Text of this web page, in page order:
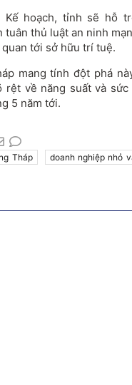
Kế hoạch, tỉnh sẽ hỗ
tuân thủ luật an ninh
tới sở hữu trí tuệ.
mang tính đột phá
rệt về năng suất và
5 năm tới.
Tháp doanh nghiệp nhỏ